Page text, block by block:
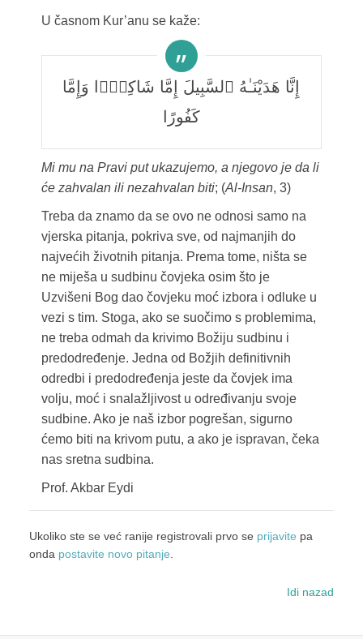
U časnom Kur’anu se kaže:
إِنَّا هَدَيْنَـٰهُ ٱلسَّبِيلَ إِمَّا شَاكِرًۭا وَإِمَّا
كَفُورًا
Mi mu na Pravi put ukazujemo, a njegovo je da li
će zahvalan ili nezahvalan biti; (Al-Insan, 3)
Treba da znamo da se ovo ne odnosi samo na
vjerska pitanja, pokriva sve, od najmanjih do
najvećih životnih pitanja. Prema tome, ništa se
ne miješa u sudbinu čovjeka osim što je
Uzvišeni Bog dao čovjeku moć izbora i odluke u
vezi s tim. Stoga, ako se suočimo s problemima,
ne treba odmah da krivimo Božiju sudbinu i
predodređenje. Jedna od Božjih definitivnih
odredbi i predodređenja jeste da čovjek ima
volju, moć i snalažljivost u određivanju svoje
sudbine. Ako je naš izbor pogrešan, sigurno
ćemo biti na krivom putu, a ako je ispravan, čeka
nas sretna sudbina.
Prof. Akbar Eydi
Ukoliko ste se već ranije registrovali prvo se prijavite pa
onda postavite novo pitanje.
Idi nazad